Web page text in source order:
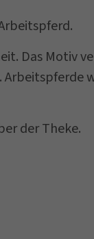
Das Motiv
der Theke.